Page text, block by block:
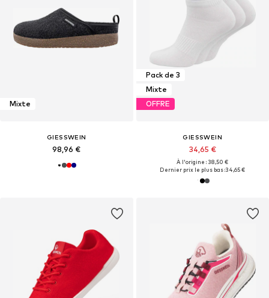
Mixte
GIESSWEIN
98,96 €
Pack de 3
Mixte
OFFRE
GIESSWEIN
34,65 €
À l'origine : 38,50 €
Dernier prix le plus bas :34,65 €